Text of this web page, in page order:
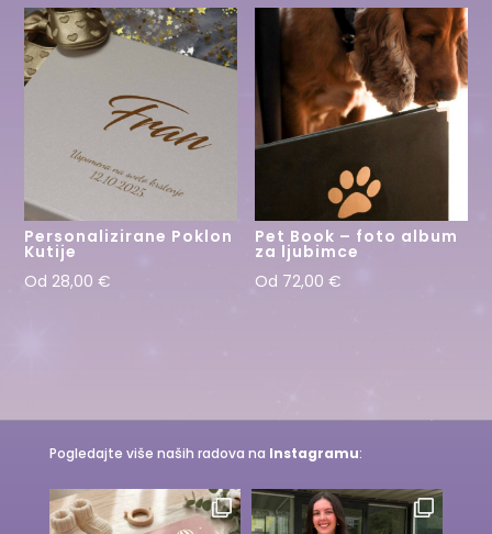
Personalizirane Poklon
Kutije
Od 28,00€
Pet Book – foto album
za ljubimce
Od 72,00€
Pogledajte više naših radova na Instagramu: